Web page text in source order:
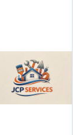
réalisons